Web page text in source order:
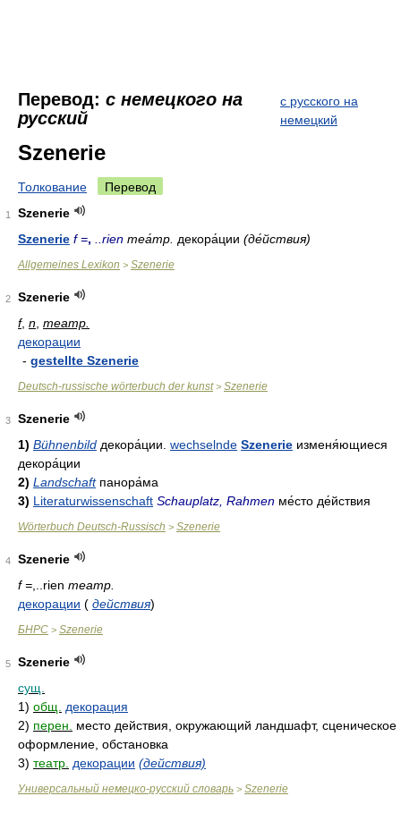
Перевод: с немецкого на
русский
с русского на
немецкий
Szenerie
Толкование Перевод
1
Szenerie
Szenerie f =, ..rien теа́тр. декора́ции (де́йствия)
Allgemeines Lexikon > Szenerie
2
Szenerie
f, n театр.
декорации
- gestellte Szenerie
Deutsch-russische wörterbuch der kunst> Szenerie
3
Szenerie
1) Bühnenbild декора́ции wechselnde Szenerie изменя́ющиеся
декора́ции
2) Landschaft панора́ма
3) Literaturwissenschaft Schauplatz, Rahmen ме́сто де́йствия
Wörterbuch Deutsch-Russisch > Szenerie
4
Szenerie
f = ,..rien театр.
декорации ( действия)
БНРС > Szenerie
5
Szenerie
сущ.
1) общ.
декорация
2) перен.
место действия, окружающий ландшафт, сценическое
оформление, обстановка
3) театр. декорации (действия)
Универсальный немецко-русский словарь > Szenerie